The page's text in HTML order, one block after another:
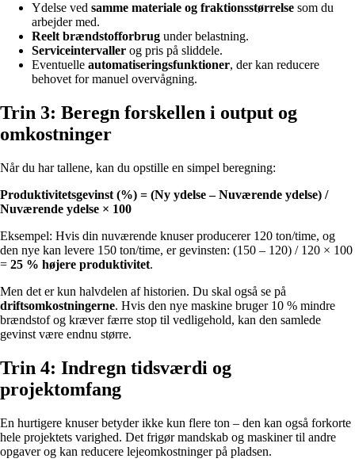
Ydelse ved samme materiale og fraktionsstørrelse som du
arbejder med.
Reelt brændstofforbrug under belastning.
Serviceintervaller og pris på sliddele.
Eventuelle automatiseringsfunktioner, der kan reducere
behovet for manuel overvågning.
Trin 3: Beregn forskellen i output og
omkostninger
Når du har tallene, kan du opstille en simpel beregning:
Produktivitetsgevinst (%) = (Ny ydelse – Nuværende ydelse) /
Nuværende ydelse × 100
Eksempel: Hvis din nuværende knuser producerer 120 ton/time, og
den nye kan levere 150 ton/time, er gevinsten: (150 – 120) / 120 × 100
= 25 % højere produktivitet.
Men det er kun halvdelen af historien. Du skal også se på
driftsomkostningerne. Hvis den nye maskine bruger 10 % mindre
brændstof og kræver færre stop til vedligehold, kan den samlede
gevinst være endnu større.
Trin 4: Indregn tidsværdi og
projektomfang
En hurtigere knuser betyder ikke kun flere ton – den kan også forkorte
hele projektets varighed. Det frigør mandskab og maskiner til andre
opgaver og kan reducere lejeomkostninger på pladsen.